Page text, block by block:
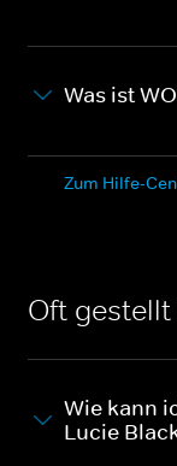
Was ist
Zum Hilfe-
Oft
Wie kann
Lucie